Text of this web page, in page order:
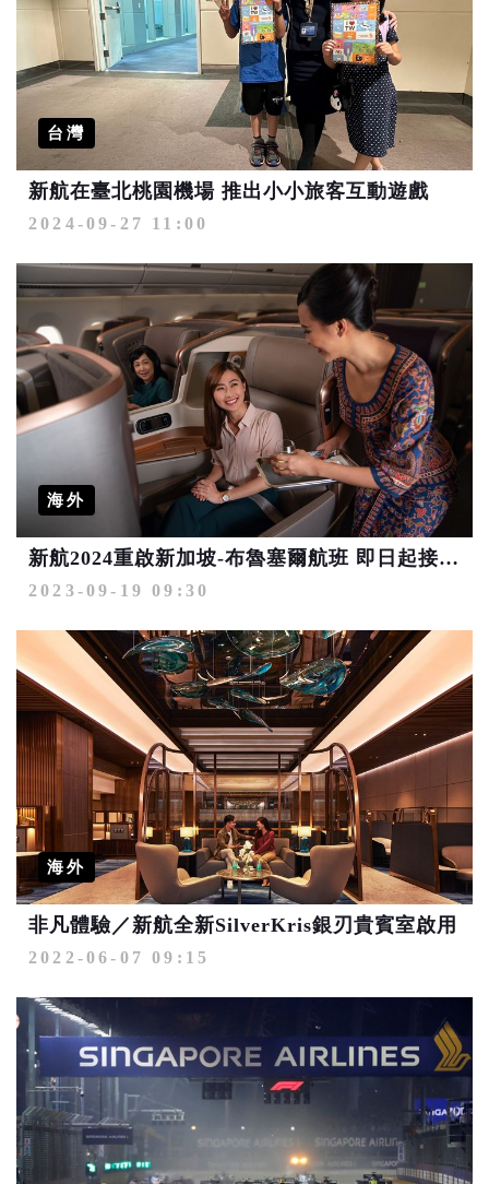
台灣
新航在臺北桃園機場 推出小小旅客互動遊戲
2024-09-27 11:00
海外
新航2024重啟新加坡-布魯塞爾航班 即日起接受訂位
2023-09-19 09:30
海外
非凡體驗／新航全新SilverKris銀刃貴賓室啟用
2022-06-07 09:15